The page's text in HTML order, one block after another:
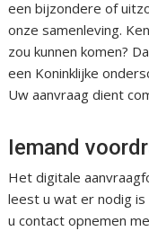
een bijzondere of
onze samenleving.
zou kunnen komen?
een Koninklijke
Uw aanvraag dient
Iemand
Het digitale
leest u wat er nodig is
u contact opnemen